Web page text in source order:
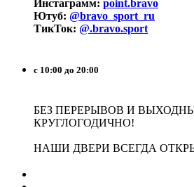
Инстаграмм: point.bravo
Ютуб: @bravo_sport_ru
ТикТок: @.bravo.sport
с 10:00 до 20:00
БЕЗ ПЕРЕРЫВОВ И
КРУГЛОГОДИЧНО!
НАШИ ДВЕРИ ВСЕГДА